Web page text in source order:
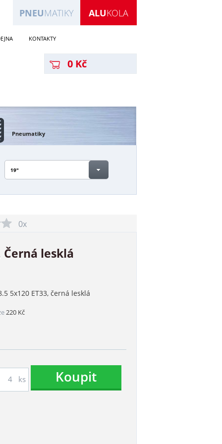
ALUKOLA
PNEUMATIKY
KONTAKTY
0 Kč
Pneumatiky
19"
0x
Černá lesklá
5x120 ET33, černá lesklá
220 Kč
ks Koupit